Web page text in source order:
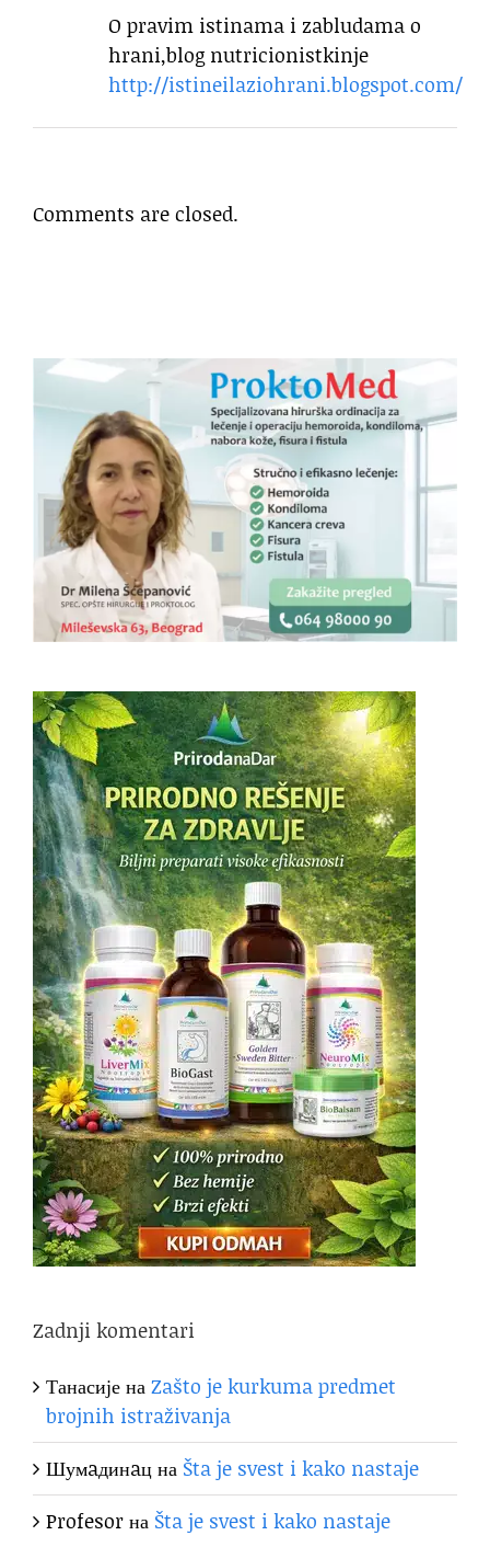
O pravim istinama i zabludama o
hrani,blog nutricionistkinje
http://istineilaziohrani.blogspot.com/
Comments are closed.
Zadnji komentari
ТанасијенаZašto je kurkuma predmet
brojnih istraživanja
Шумaдинaцна Šta je svest i kako nastaje
Profesorна Šta je svest i kako nastaje